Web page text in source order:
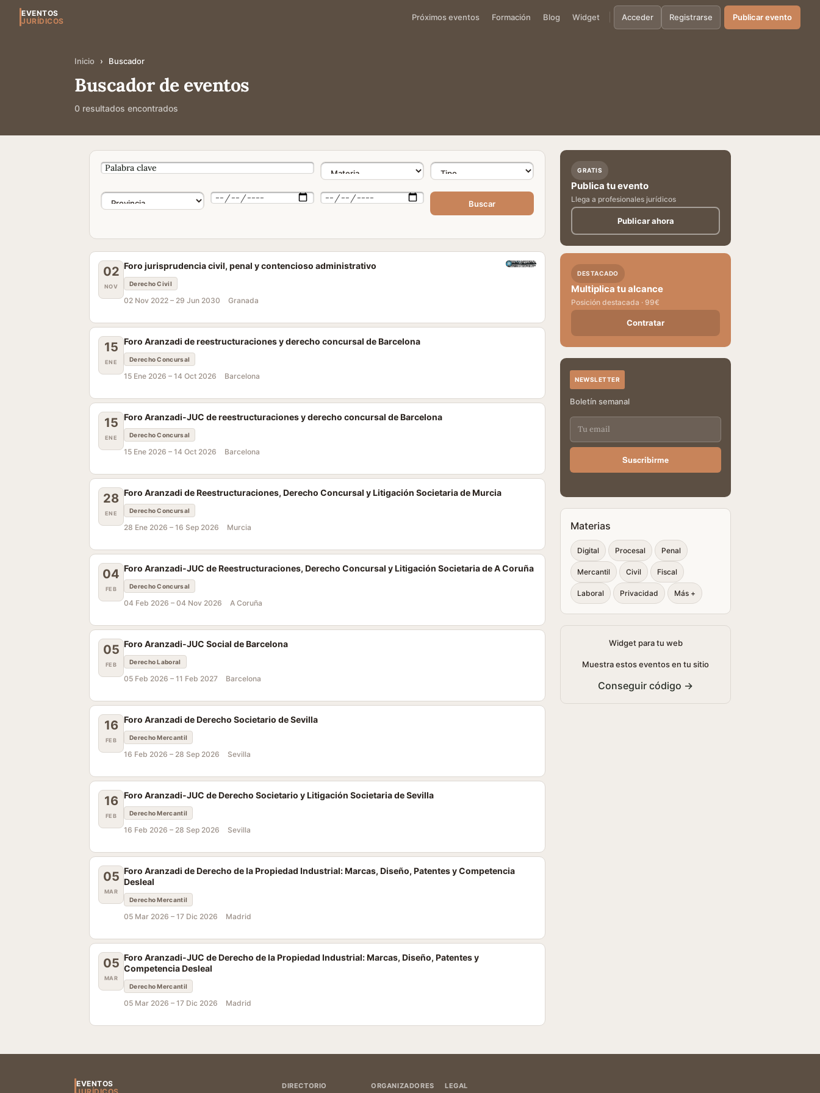
EVENTOS
JURÍDICOS
Próximos eventos Formación Blog Widget Acceder Registrarse Publicar evento
Inicio › Buscador
Buscador de eventos
0 resultados encontrados
Buscar
02
NOV
Foro jurisprudencia civil, penal y contencioso administrativo
Derecho Civil
02 Nov 2022 – 29 Jun 2030 Granada
15
ENE
Foro Aranzadi de reestructuraciones y derecho concursal de Barcelona
Derecho Concursal
15 Ene 2026 – 14 Oct 2026 Barcelona
15
ENE
Foro Aranzadi-JUC de reestructuraciones y derecho concursal de Barcelona
Derecho Concursal
15 Ene 2026 – 14 Oct 2026 Barcelona
28
ENE
Foro Aranzadi de Reestructuraciones, Derecho Concursal y Litigación Societaria de Murcia
Derecho Concursal
28 Ene 2026 – 16 Sep 2026 Murcia
04
FEB
Foro Aranzadi-JUC de Reestructuraciones, Derecho Concursal y Litigación Societaria de A Coruña
Derecho Concursal
04 Feb 2026 – 04 Nov 2026 A Coruña
05
FEB
Foro Aranzadi-JUC Social de Barcelona
Derecho Laboral
05 Feb 2026 – 11 Feb 2027 Barcelona
16
FEB
Foro Aranzadi de Derecho Societario de Sevilla
Derecho Mercantil
16 Feb 2026 – 28 Sep 2026 Sevilla
16
FEB
Foro Aranzadi-JUC de Derecho Societario y Litigación Societaria de Sevilla
Derecho Mercantil
16 Feb 2026 – 28 Sep 2026 Sevilla
05
MAR
Foro Aranzadi de Derecho de la Propiedad Industrial: Marcas, Diseño, Patentes y Competencia
Desleal
Derecho Mercantil
05 Mar 2026 – 17 Dic 2026 Madrid
05
MAR
Foro Aranzadi-JUC de Derecho de la Propiedad Industrial: Marcas, Diseño, Patentes y
Competencia Desleal
Derecho Mercantil
05 Mar 2026 – 17 Dic 2026 Madrid
GRATIS
Publica tu evento
Llega a profesionales jurídicos
Publicar ahora
DESTACADO
Multiplica tu alcance
Posición destacada · 99€
Contratar
NEWSLETTER
Boletín semanal
Suscribirme
Materias
Digital Procesal Penal
Mercantil Civil Fiscal
Laboral Privacidad Más +
Widget para tu web
Muestra estos eventos en tu sitio
Conseguir código →
EVENTOS
DIRECTORIO ORGANIZADORES LEGAL